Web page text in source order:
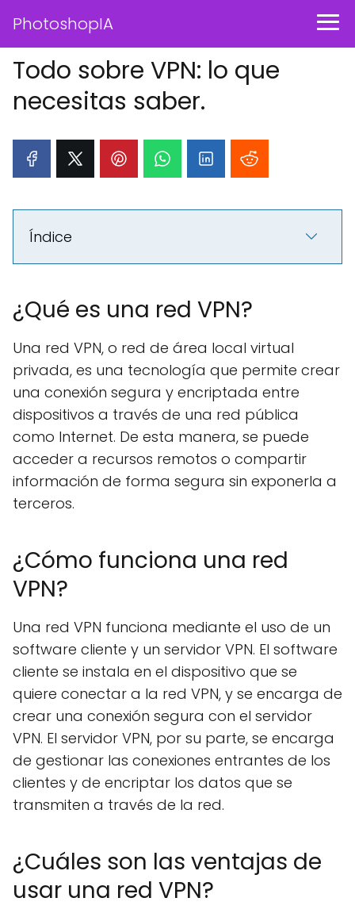
PhotoshopIA
Todo sobre VPN: lo que
necesitas saber.
Índice
¿Qué es una red VPN?
Una red VPN, o red de área local virtual
privada, es una tecnología que permite crear
una conexión segura y encriptada entre
dispositivos a través de una red pública
como Internet. De esta manera, se puede
acceder a recursos remotos o compartir
información de forma segura sin exponerla a
terceros.
¿Cómo funciona una red
VPN?
Una red VPN funciona mediante el uso de un
software cliente y un servidor VPN. El software
cliente se instala en el dispositivo que se
quiere conectar a la red VPN, y se encarga de
crear una conexión segura con el servidor
VPN. El servidor VPN, por su parte, se encarga
de gestionar las conexiones entrantes de los
clientes y de encriptar los datos que se
transmiten a través de la red.
¿Cuáles son las ventajas de
usar una red VPN?